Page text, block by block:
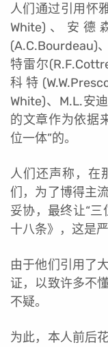
人们通过引用怀
White)、安德
(A.C.Bourdeau)
特雷尔
科特
White)、M.L.安
的文章作为依据
位一体”的。
人们还声称，在
们，为了博得主
妥协，最终让“
十八条》，这是
由于他们引用了
证，以致许多不
不疑。
为此，本人前后